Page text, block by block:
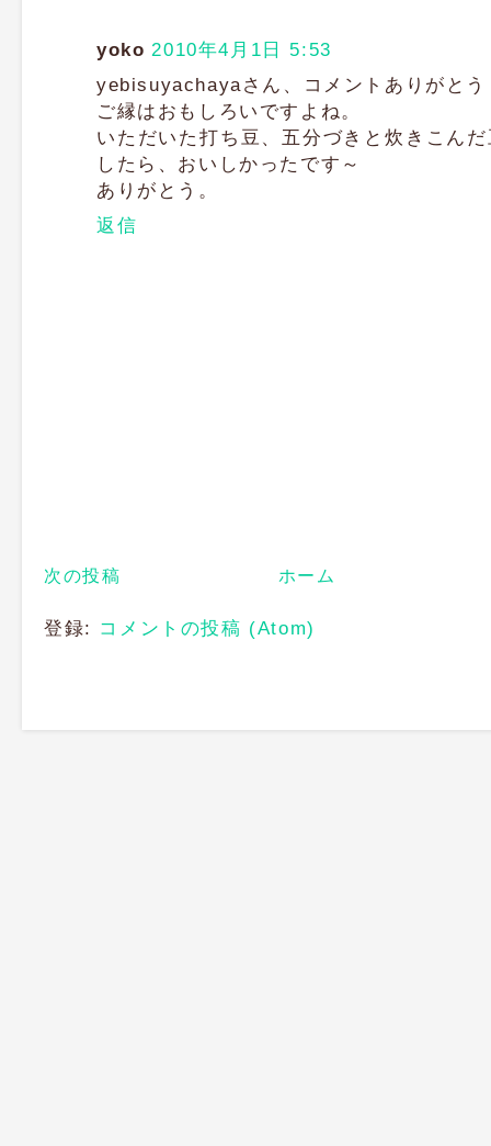
yoko 2010年4月1日 5:53
yebisuyachayaさん、コメントありがとう
ご縁はおもしろいですよね。
いただいた打ち豆、五分づきと炊きこん
したら、おいしかったです～
ありがとう。
返信
次の投稿 ホーム
登録: コメントの投稿 (Atom)